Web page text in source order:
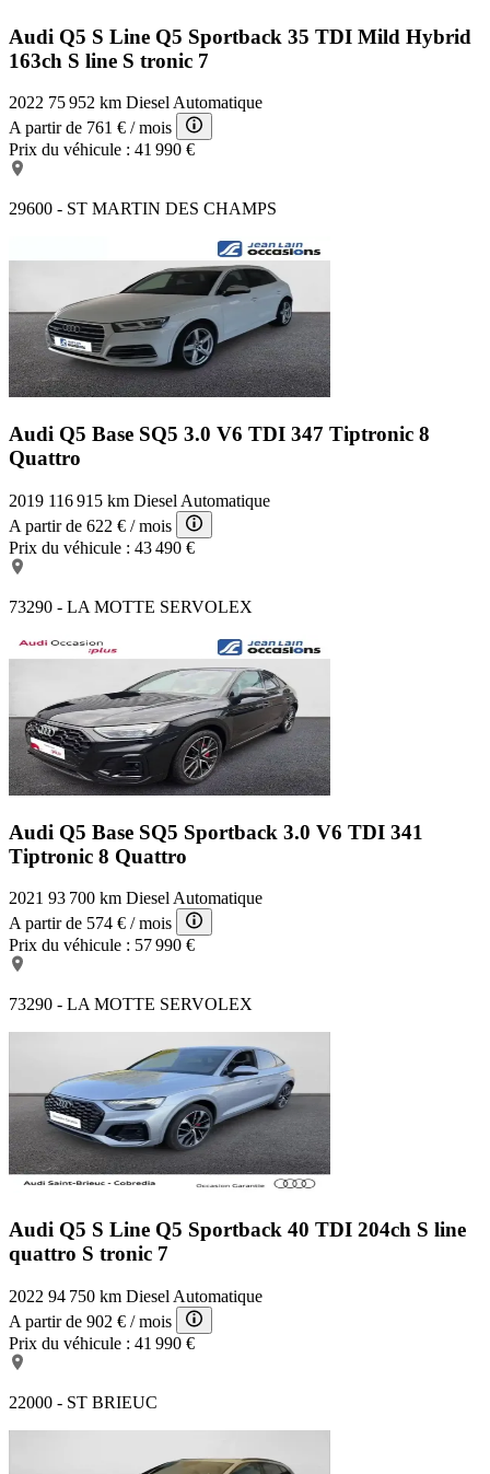
Audi Q5 S Line Q5 Sportback 35 TDI Mild Hybrid
163ch S line S tronic 7
2022 75 952 km DieselAutomatique
A partir de 761 € / mois
Prix du véhicule : 41 990 €
29600 - ST MARTIN DES CHAMPS
Audi Q5 Base SQ5 3.0 V6 TDI 347 Tiptronic 8
Quattro
2019 116 915 km Diesel Automatique
A partir de 622 € / mois
Prix du véhicule : 43 490 €
73290 - LA MOTTE SERVOLEX
Audi Q5 Base SQ5 Sportback 3.0 V6 TDI 341
Tiptronic 8 Quattro
2021 93 700 km Diesel Automatique
A partir de 574 € / mois
Prix du véhicule : 57 990 €
73290 - LA MOTTE SERVOLEX
Audi Q5 S Line Q5 Sportback 40 TDI 204ch S line
quattro S tronic 7
2022 94 750 km Diesel Automatique
A partir de 902 € / mois
Prix du véhicule : 41 990 €
22000 - ST BRIEUC